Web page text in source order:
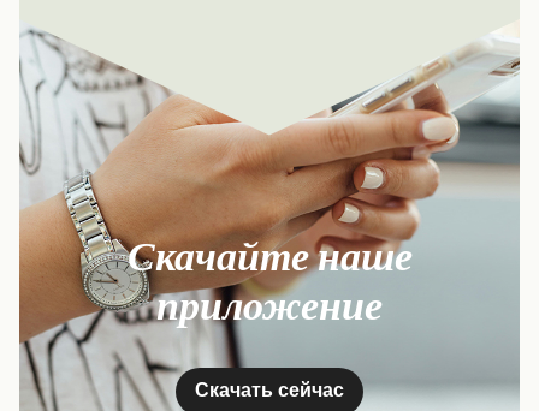
Скачайте наше
приложение
Скачать сейчас